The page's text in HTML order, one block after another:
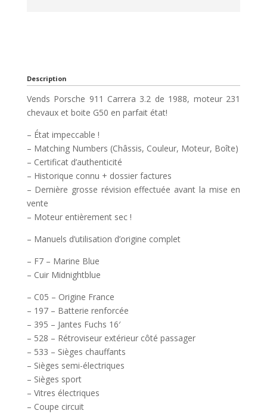
Description
Vends Porsche 911 Carrera 3.2 de 1988, moteur 231
chevaux et boite G50 en parfait état!
– État impeccable !
– Matching Numbers (Châssis, Couleur, Moteur, Boîte)
– Certificat d’authenticité
– Historique connu + dossier factures
– Dernière grosse révision effectuée avant la mise en
vente
– Moteur entièrement sec !
– Manuels d’utilisation d’origine complet
– F7 – Marine Blue
– Cuir Midnightblue
– C05 – Origine France
– 197 – Batterie renforcée
– 395 – Jantes Fuchs 16′
– 528 – Rétroviseur extérieur côté passager
– 533 – Sièges chauffants
– Sièges semi-électriques
– Sièges sport
– Vitres électriques
– Coupe circuit